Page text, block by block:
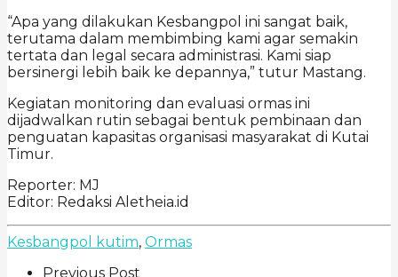
“Apa yang dilakukan Kesbangpol ini sangat baik,
terutama dalam membimbing kami agar semakin
tertata dan legal secara administrasi. Kami siap
bersinergi lebih baik ke depannya,” tutur Mastang.
Kegiatan monitoring dan evaluasi ormas ini
dijadwalkan rutin sebagai bentuk pembinaan dan
penguatan kapasitas organisasi masyarakat di Kutai
Timur.
Reporter: MJ
Editor: Redaksi Aletheia.id
Kesbangpol kutim, Ormas
Previous Post